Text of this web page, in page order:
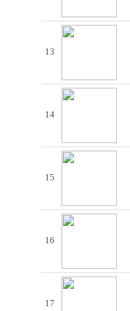
13
14
15
16
17